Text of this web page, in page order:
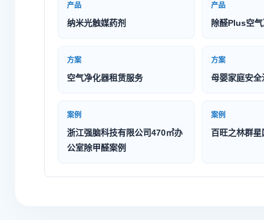
产品
纳米光触媒药剂
产品
除醛Plus空
方案
空气净化器租赁服务
方案
母婴家庭安全
案例
浙江强脑科技有限公司470㎡办
公室除甲醛案例
案例
百旺之林群星